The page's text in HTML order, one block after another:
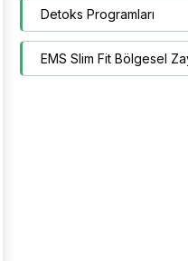
Detoks Programları
EMS Slim Fit Bölgesel